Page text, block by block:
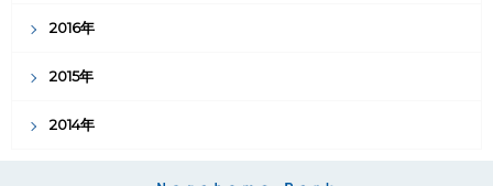
2016年
2015年
2014年